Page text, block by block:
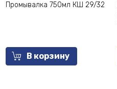
Промывалка 750мл КШ 29/32
В корзину